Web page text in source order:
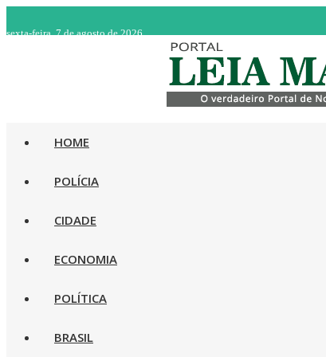
sexta-feira, 7 de agosto de 2026
HOME
POLÍCIA
CIDADE
ECONOMIA
POLÍTICA
BRASIL